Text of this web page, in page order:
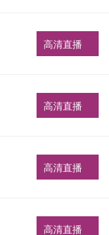
高清直播
高清直播
高清直播
高清直播